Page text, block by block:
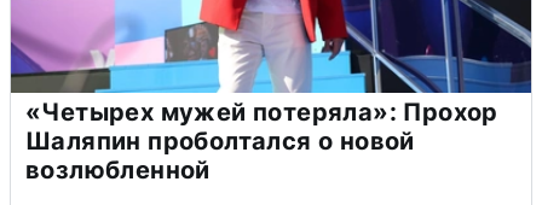
«Четырех мужей потеряла»: Прохор
Шаляпин проболтался о новой
возлюбленной